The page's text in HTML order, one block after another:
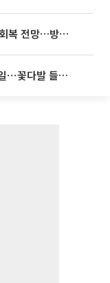
iM "LIG D&A, 천궁-II 매출 하반기 회복 전망…방산 톱픽 유지"
아옳이, 한의사 김형배와 벌써 200일⋯꽃다발 들고 "프러포즈 아냐"